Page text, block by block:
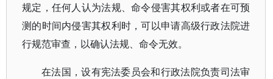
规定，任何人认为法规、命令侵害其权利或者在可预
测的时间内侵害其权利时，可以申请高级行政法院进
行规范审查，以确认法规、命令无效。
在法国，设有宪法委员会和行政法院负责司法审